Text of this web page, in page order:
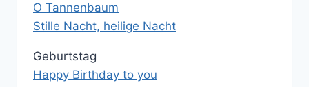
O Tannenbaum
Stille Nacht, heilige Nacht
Geburtstag
Happy Birthday to you